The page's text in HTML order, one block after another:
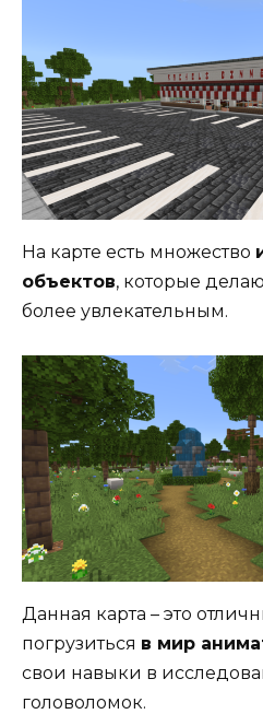
На карте есть множество
объектов, которые
более увлекательным.
Данная карта – это
погрузиться в мир
свои навыки в
головоломок.